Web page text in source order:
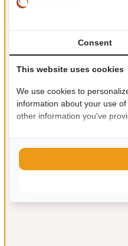
Consent
This website uses cookies
We use cookies to
information about your use
other information you've